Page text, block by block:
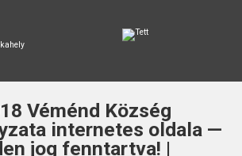
Véménd Község
internetes oldala —
jog fenntartva! |